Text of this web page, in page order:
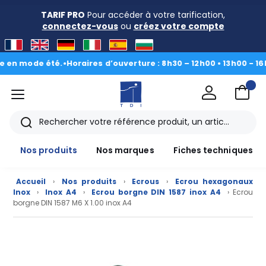
TARIF PRO Pour accéder à votre tarification,
connectez-vousou créez votre compte
été.•Horaires d’ouverture : 8h30 – 12h00 • 13h00 - 16h30|
menu
Rechercher
Nos produits
Nos marques Fiches techniques
Accueil › Nos produits › Ecrous ›
Ecrou hexagonaux
Inox
› Inox A4 › Ecrou borgne DIN 1587 inox A4
› Ecrou
borgne DIN 1587 M6 X 1.00 inox A4